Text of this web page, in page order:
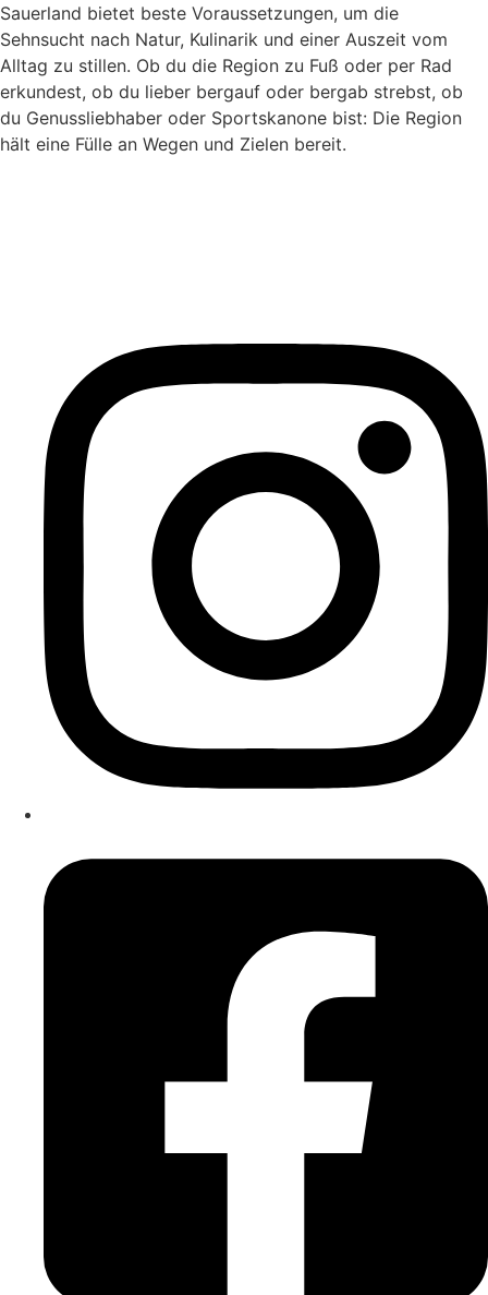
Sauerland bietet beste Voraussetzungen, um die
Sehnsucht nach Natur, Kulinarik und einer Auszeit vom
Alltag zu stillen. Ob du die Region zu Fuß oder per Rad
erkundest, ob du lieber bergauf oder bergab strebst, ob
du Genussliebhaber oder Sportskanone bist: Die Region
hält eine Fülle an Wegen und Zielen bereit.